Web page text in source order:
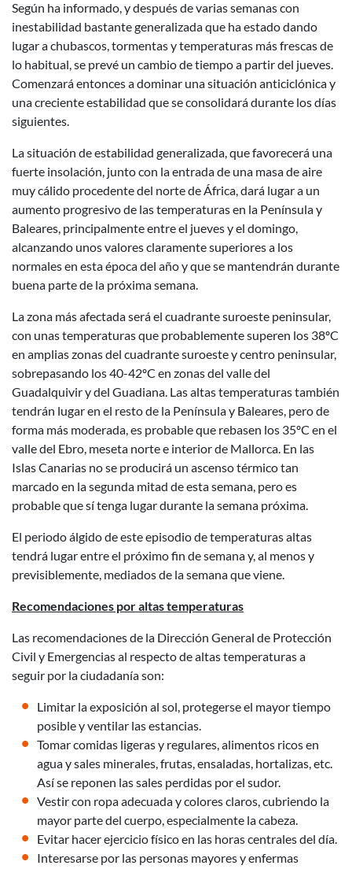
Según ha informado, y después de varias semanas con
inestabilidad bastante generalizada que ha estado dando
lugar a chubascos, tormentas y temperaturas más frescas de
lo habitual, se prevé un cambio de tiempo a partir del jueves.
Comenzará entonces a dominar una situación anticiclónica y
una creciente estabilidad que se consolidará durante los días
siguientes.
La situación de estabilidad generalizada, que favorecerá una
fuerte insolación, junto con la entrada de una masa de aire
muy cálido procedente del norte de África, dará lugar a un
aumento progresivo de las temperaturas en la Península y
Baleares, principalmente entre el jueves y el domingo,
alcanzando unos valores claramente superiores a los
normales en esta época del año y que se mantendrán durante
buena parte de la próxima semana.
La zona más afectada será el cuadrante suroeste peninsular,
con unas temperaturas que probablemente superen los 38ºC
en amplias zonas del cuadrante suroeste y centro peninsular,
sobrepasando los 40-42ºC en zonas del valle del
Guadalquivir y del Guadiana. Las altas temperaturas también
tendrán lugar en el resto de la Península y Baleares, pero de
forma más moderada, es probable que rebasen los 35ºC en el
valle del Ebro, meseta norte e interior de Mallorca. En las
Islas Canarias no se producirá un ascenso térmico tan
marcado en la segunda mitad de esta semana, pero es
probable que sí tenga lugar durante la semana próxima.
El periodo álgido de este episodio de temperaturas altas
tendrá lugar entre el próximo fin de semana y, al menos y
previsiblemente, mediados de la semana que viene.
Recomendaciones por altas temperaturas
Las recomendaciones de la Dirección General de Protección
Civil y Emergencias al respecto de altas temperaturas a
seguir por la ciudadanía son:
Limitar la exposición al sol, protegerse el mayor tiempo
posible y ventilar las estancias.
Tomar comidas ligeras y regulares, alimentos ricos en
agua y sales minerales, frutas, ensaladas, hortalizas, etc.
Así se reponen las sales perdidas por el sudor.
Vestir con ropa adecuada y colores claros, cubriendo la
mayor parte del cuerpo, especialmente la cabeza.
Evitar hacer ejercicio físico en las horas centrales del día.
Interesarse por las personas mayores y enfermas